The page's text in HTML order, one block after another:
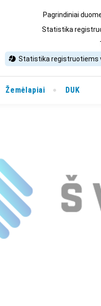
Pagrindiniai
Statistika
Statistika registruotiems
Žemėlapiai DUK